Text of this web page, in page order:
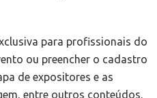
para profissionais do
ou preencher o cadastro
de expositores e as
entre outros conteúdos.